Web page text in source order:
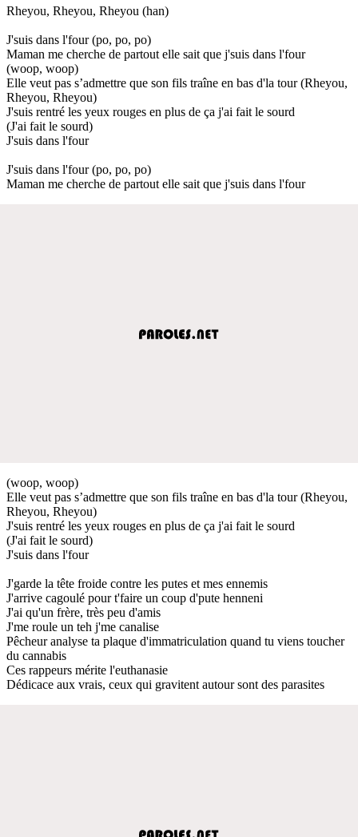
Rheyou, Rheyou, Rheyou (han)
J'suis dans l'four (po, po, po)
Maman me cherche de partout elle sait que j'suis dans l'four
(woop, woop)
Elle veut pas s’admettre que son fils traîne en bas d'la tour (Rheyou,
Rheyou, Rheyou)
J'suis rentré les yeux rouges en plus de ça j'ai fait le sourd
(J'ai fait le sourd)
J'suis dans l'four
J'suis dans l'four (po, po, po)
Maman me cherche de partout elle sait que j'suis dans l'four
(woop, woop)
Elle veut pas s’admettre que son fils traîne en bas d'la tour (Rheyou,
Rheyou, Rheyou)
J'suis rentré les yeux rouges en plus de ça j'ai fait le sourd
(J'ai fait le sourd)
J'suis dans l'four
J'garde la tête froide contre les putes et mes ennemis
J'arrive cagoulé pour t'faire un coup d'pute henneni
J'ai qu'un frère, très peu d'amis
J'me roule un teh j'me canalise
Pêcheur analyse ta plaque d'immatriculation quand tu viens toucher
du cannabis
Ces rappeurs mérite l'euthanasie
Dédicace aux vrais, ceux qui gravitent autour sont des parasites